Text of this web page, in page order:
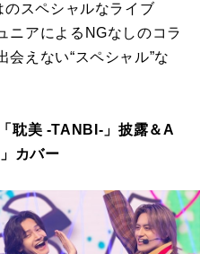
のスペシャルなライブ
ニアによるNGなしのコラ
えない“スペシャル”な
耽美 -TANBI-」披露＆A
カバー